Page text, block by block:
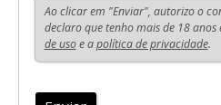
Ao clicar em "Enviar", autorizo o
declaro que tenho mais de 18
de usoe apolítica de privacidade.